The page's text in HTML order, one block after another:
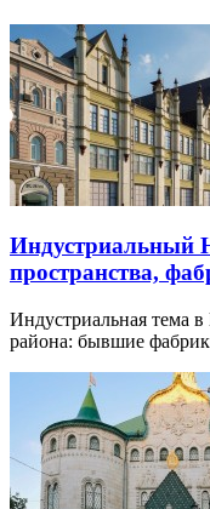
Индустриальный
пространства,
Индустриальная тема
района: бывшие